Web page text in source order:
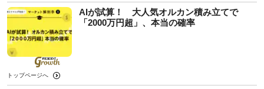
AIが試算！ 大人気オルカン積み立てで
「2000万円超」、本当の確率
トップページへ